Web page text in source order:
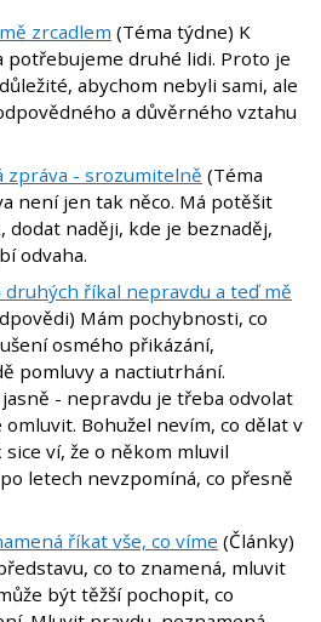
zrcadlem (Téma týdne) K
potřebujeme druhé lidi. Proto je
abychom nebyli sami, ale
a důvěrného vztahu
zpráva - srozumitelně (Téma
není jen tak něco. Má potěšit
dodat naději, kde je beznaděj,
odvaha.
druhých říkal nepravdu a teď mě
Mám pochybnosti, co
osmého přikázání,
pomluvy a nactiutrhání.
- nepravdu je třeba odvolat
Bohužel nevím, co dělat v
ví, že o někom mluvil
letech nevzpomíná, co přesně
říkat vše, co víme (Články)
co to znamená, mluvit
být těžší pochopit, co